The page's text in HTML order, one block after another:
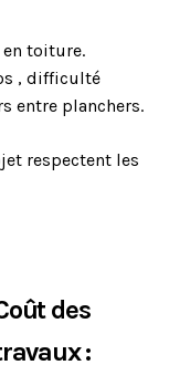
toiture.
, difficulté
entre planchers.
respectent les
des
: